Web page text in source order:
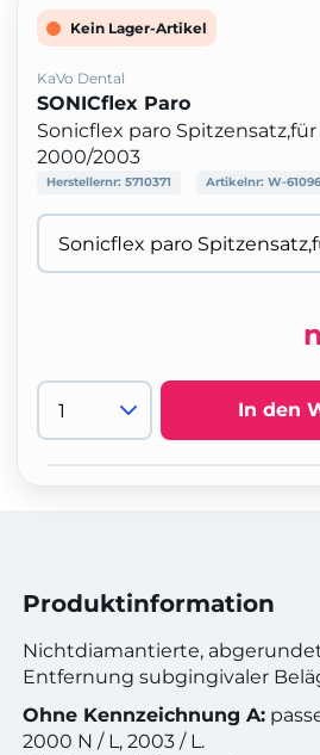
Kein Lager-Artikel
KaVo Dental
SONICflex Paro
Sonicflex paro
2000/2003
Herstellernr: 5710371 Artikelnr: W-
In den
Produktinformation
Nichtdiamantierte,
Entfernung subgingivaler
Ohne Kennzeichnung A:
2000 N / L, 2003 / L.